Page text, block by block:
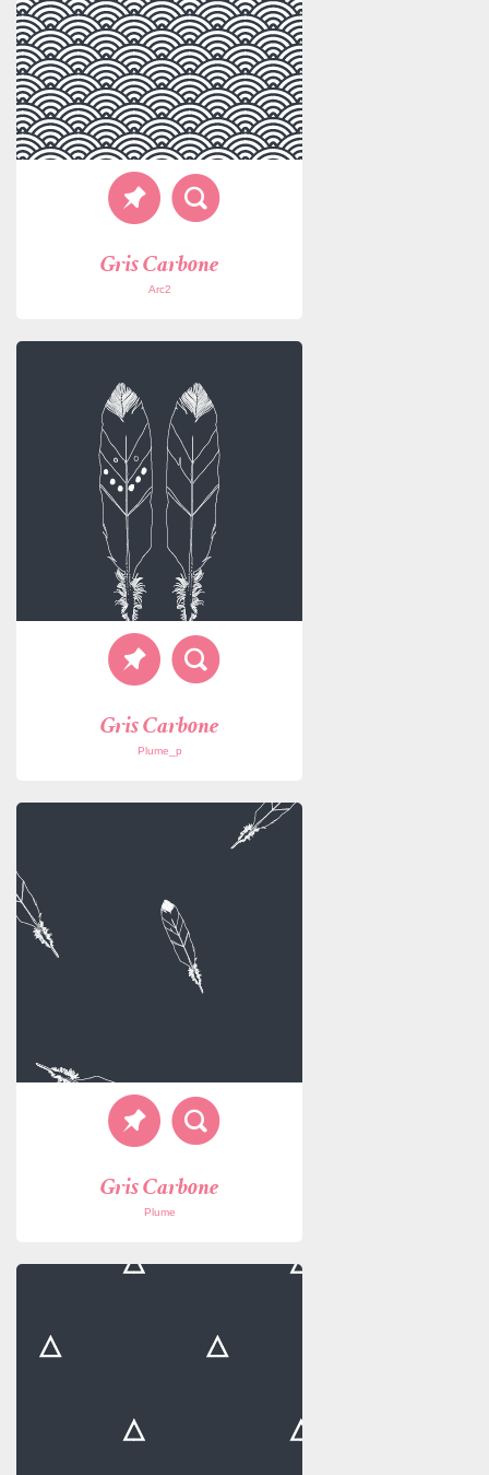
Gris Carbone
Arc2
Gris Carbone
Plume_p
Gris Carbone
Plume